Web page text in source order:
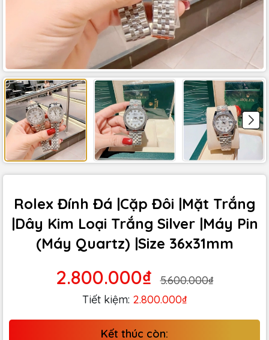
Rolex Đính Đá |Cặp Đôi |Mặt Trắng
|Dây Kim Loại Trắng Silver |Máy Pin
(Máy Quartz) |Size 36x31mm
2.800.000₫
5.600.000₫
Tiết kiệm: 2.800.000₫
Kết thúc còn: